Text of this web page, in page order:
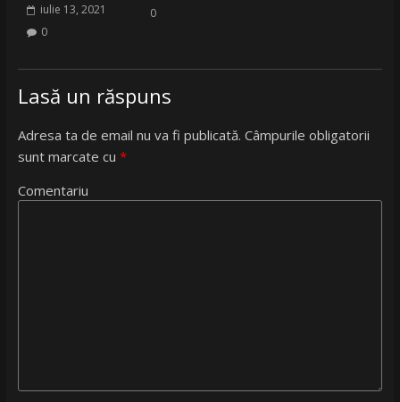
iulie 13, 2021
0
0
Lasă un răspuns
Adresa ta de email nu va fi publicată. Câmpurile obligatorii
sunt marcate cu *
Comentariu